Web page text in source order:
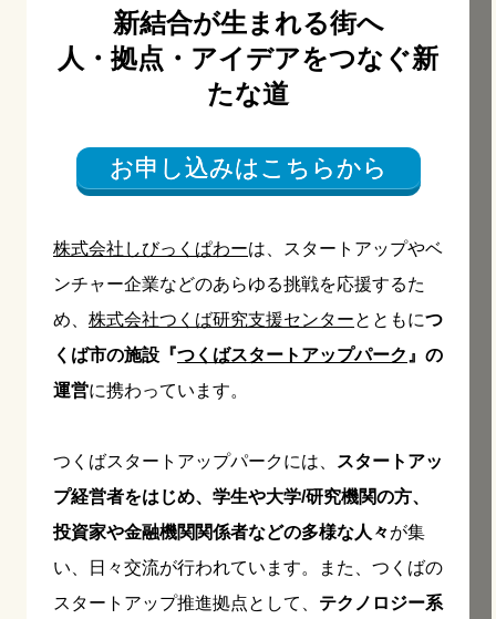
新結合が生まれる街へ
人・拠点・アイデアをつなぐ新
たな道
お申し込みはこちらから
株式会社しびっくぱわーは、スタートアップやベ
ンチャー企業などのあらゆる挑戦を応援するた
め、 株式会社つくば研究支援センターとともにつ
く ば市の施設『つくばスタートアップパーク』の
運営に携わっています。
つくばスタートアップパークには、 スタートアッ
プ経営者をはじめ、学生や大学/研究機関の方、
投資家や金融機関関係者などの多様な人々が集
い、日々交流が行われています。また、つくばの
スタートアップ推進拠点として、 テクノロジー系